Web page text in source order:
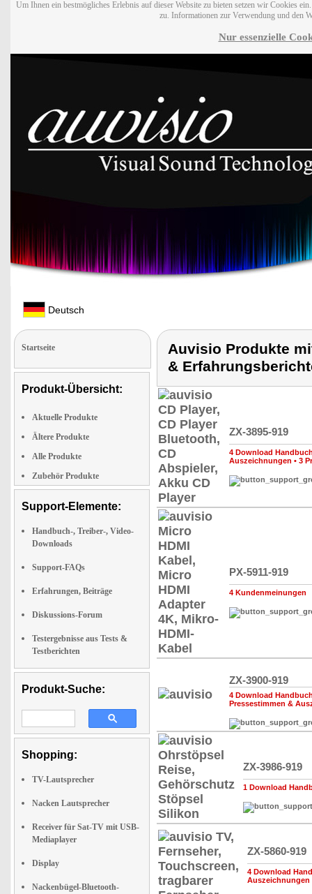
Um Ihnen ein bestmögliches Erlebnis auf dieser Website zu bieten setzen wir Cookies
zu. Informationen zur Verwendung und den
Nur essenzielle
Deutsch
Startseite
Produkt-Übersicht:
Aktuelle Produkte
Ältere Produkte
Alle Produkte
Zubehör Produkte
Support-Elemente:
Handbuch-, Treiber-, Video-
Downloads
Support-FAQs
Erfahrungen, Beiträge
Diskussions-Forum
Testergebnisse aus Tests &
Testberichten
Produkt-Suche:
Shopping:
TV-Lautsprecher
Nacken Lautsprecher
Receiver für Sat-TV mit USB-
Mediaplayer
Display
Nackenbügel-Bluetooth-
Auvisio Produkte
&
ZX-3895-919
4 Download
Auszeichnungen • 3
PX-5911-919
4 Kundenmeinungen
ZX-3900-919
4 Download
Pressestimmen &
ZX-3986-919
1 Download
ZX-5860-919
4 Download
Auszeichnungen